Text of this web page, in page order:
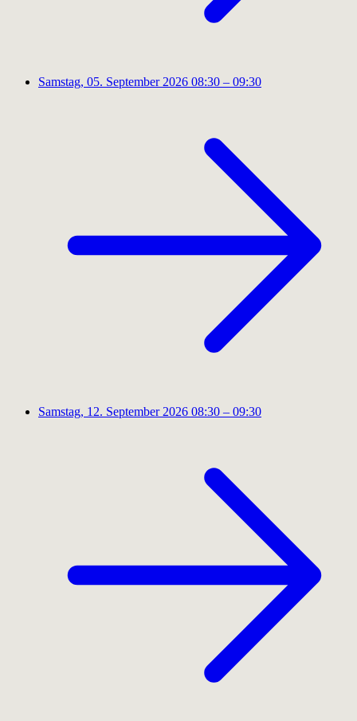
Samstag, 05. September 2026 08:30 – 09:30
Samstag, 12. September 2026 08:30 – 09:30